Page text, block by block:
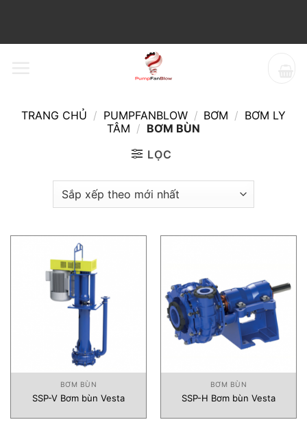
nội
TRANG CHỦ / PUMPFANBLOW / BƠM / BƠM LY
TÂM / BƠM BÙN
LỌC
BƠM BÙN
SSP-V Bơm bùn Vesta
BƠM BÙN
SSP-H Bơm bùn Vesta